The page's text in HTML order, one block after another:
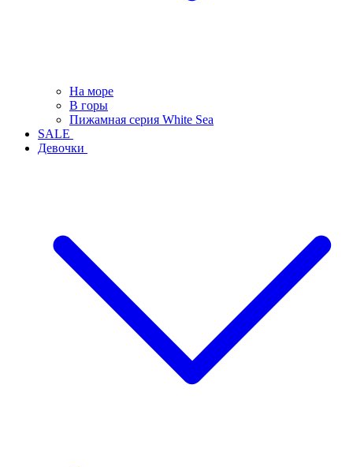
На море
В горы
Пижамная серия White Sea
SALE
Девочки